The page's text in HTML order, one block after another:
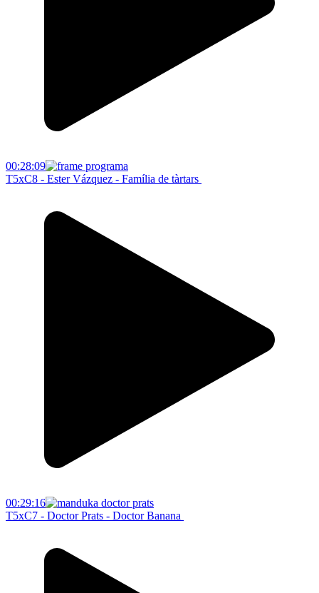
00:28:09
T5xC8 - Ester Vázquez - Família de tàrtars
00:29:16
T5xC7 - Doctor Prats - Doctor Banana